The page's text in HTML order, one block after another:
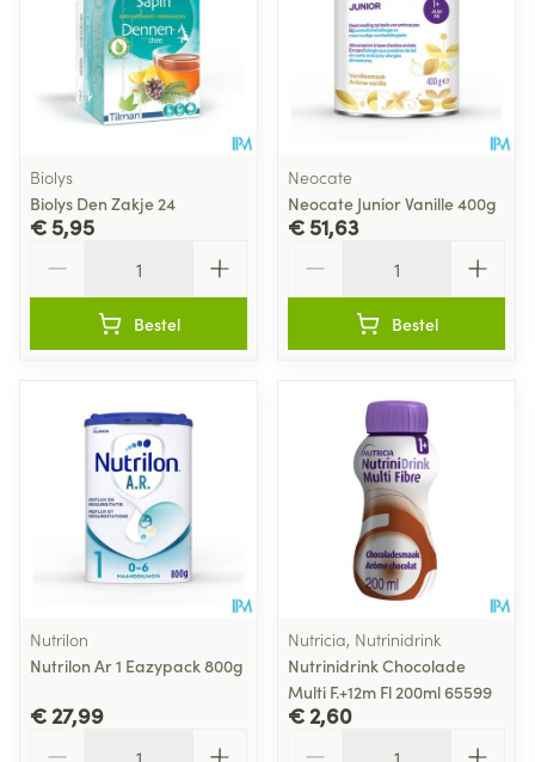
Biolys
Biolys Den Zakje 24
€ 5,95
Bestel
Neocate
Neocate Junior Vanille 400g
€ 51,63
Bestel
Nutrilon
Nutrilon Ar 1 Eazypack 800g
€ 27,99
Nutricia, Nutrinidrink
Nutrinidrink Chocolade
Multi F.+12m Fl 200ml 65599
€ 2,60